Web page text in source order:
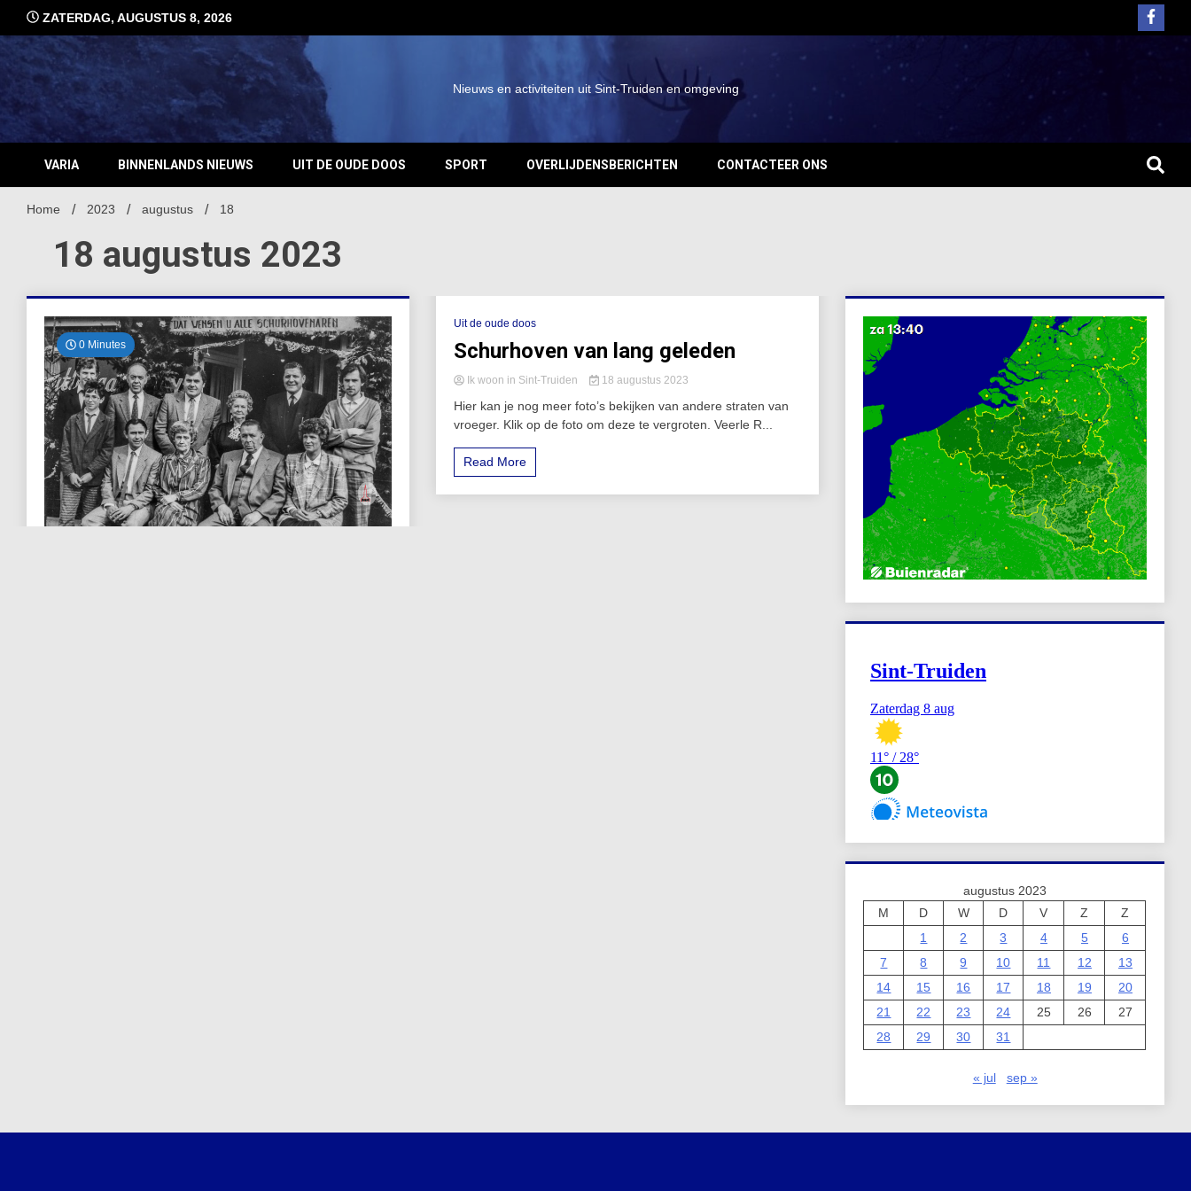
inhoud
ZATERDAG, AUGUSTUS 8, 2026
Nieuws en activiteiten uit Sint-Truiden en omgeving
VARIA BINNENLANDS NIEUWS UIT DE OUDE DOOS SPORT OVERLIJDENSBERICHTEN CONTACTEER ONS
Home 2023 augustus 18
18 augustus 2023
0 Minutes
Uit de oude doos
Schurhoven van lang geleden
Ik woon in Sint-Truiden 18 augustus 2023
Hier kan je nog meer foto’s bekijken van andere straten van
vroeger. Klik op de foto om deze te vergroten. Veerle R...
Read More
augustus 2023
M
D W D V Z
Z
1
2 3 4 5
6
7
8 9 10 11 12
13
14
15 16 17 18 19
20
21
22 23 24 25 26
27
28
29 30 31
« jul sep »